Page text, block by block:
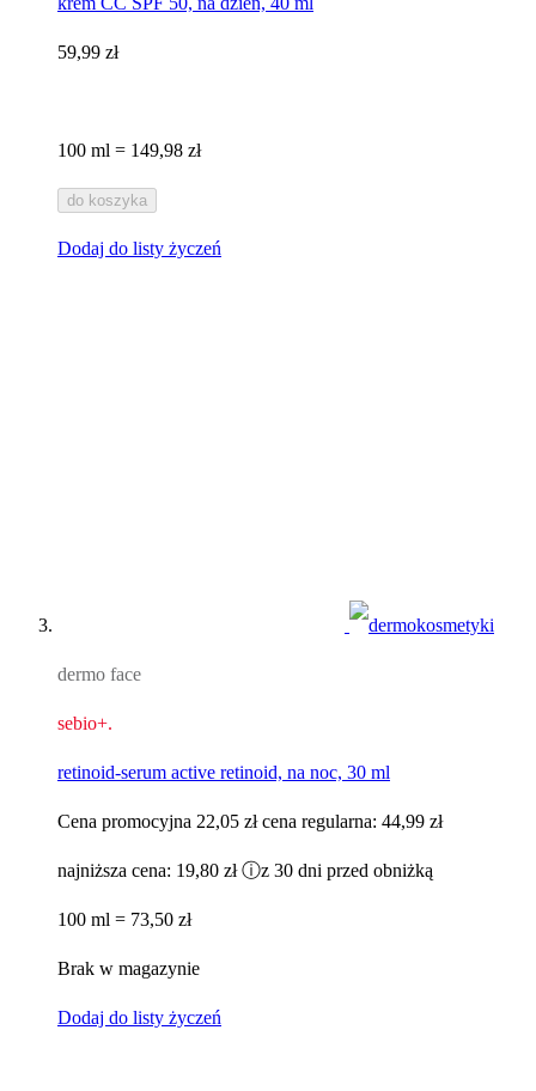
59,99 zł
100 ml = 149,98 zł
do koszyka
Dodaj do listy życzeń
dermo face
sebio+.
retinoid-serum active retinoid, na noc, 30 ml​
Cena promocyjna 22,05 zł cena regularna: 44,99 zł
najniższa cena: 19,80 zł ⓘz 30 dni przed obniżką
100 ml = 73,50 zł
Brak w magazynie
Dodaj do listy życzeń